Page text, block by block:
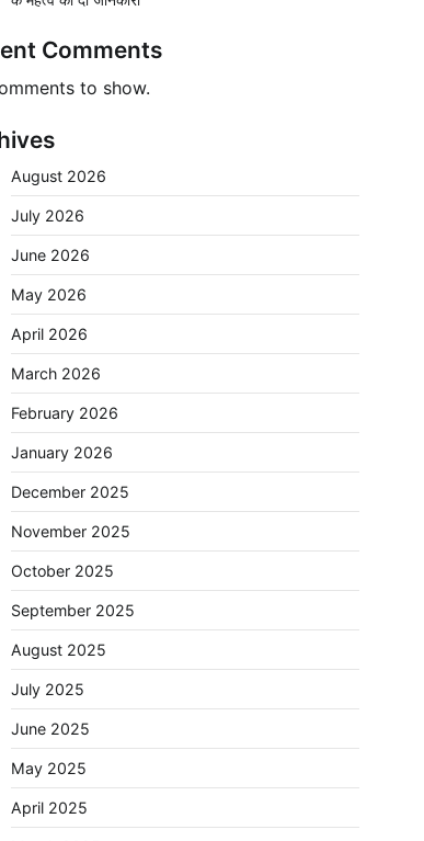
Comments
to show.
August 2026
July 2026
June 2026
May 2026
April 2026
March 2026
February 2026
January 2026
December 2025
November 2025
October 2025
September 2025
August 2025
July 2025
June 2025
May 2025
April 2025